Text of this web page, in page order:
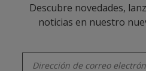
Descubre novedades,
noticias en nuestro